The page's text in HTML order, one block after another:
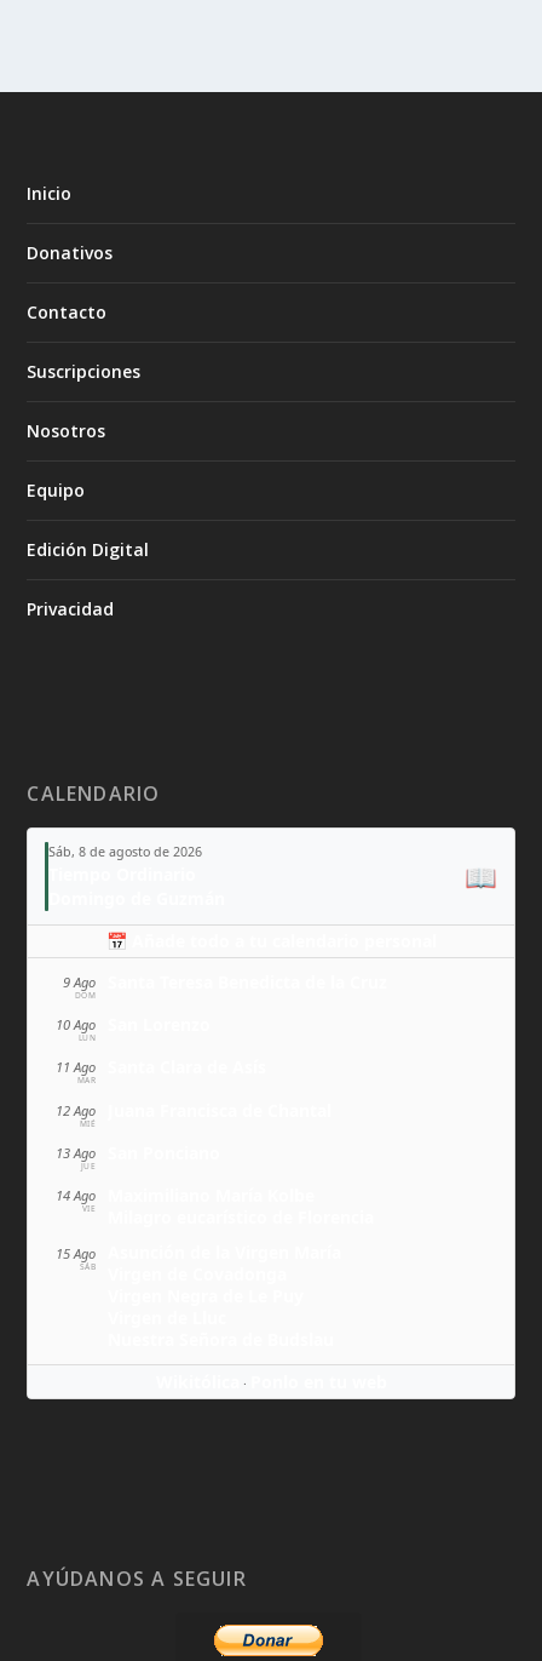
Inicio
Donativos
Contacto
Suscripciones
Nosotros
Equipo
Edición Digital
Privacidad
CALENDARIO
Sáb, 8 de agosto de 2026
📖
📅 Añade todo a tu calendario personal
9 Ago
DOM
10 Ago
LUN
11 Ago
MAR
12 Ago
MIÉ
13 Ago
JUE
14 Ago
VIE
15 Ago
SÁB
·
AYÚDANOS A SEGUIR